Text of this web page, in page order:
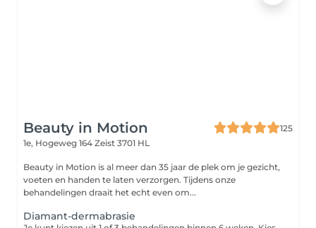
Beauty in Motion
125
1e, Hogeweg 164 Zeist 3701 HL
Beauty in Motion is al meer dan 35 jaar de plek om je gezicht,
voeten en handen te laten verzorgen. Tijdens onze
behandelingen draait het echt even om...
Diamant-dermabrasie